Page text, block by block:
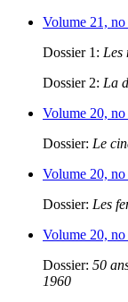
Volume 21,
Dossier 1: Les
Dossier 2: La
Volume 20,
Dossier: Le
Volume 20,
Dossier: Les
Volume 20,
Dossier: 50
1960